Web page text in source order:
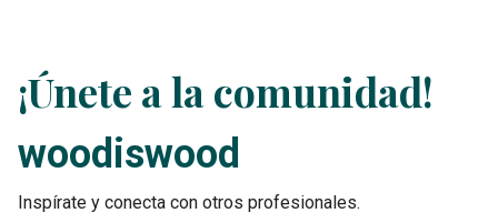
¡Únete a la comunidad!
woodiswood
Inspírate y conecta con otros profesionales.